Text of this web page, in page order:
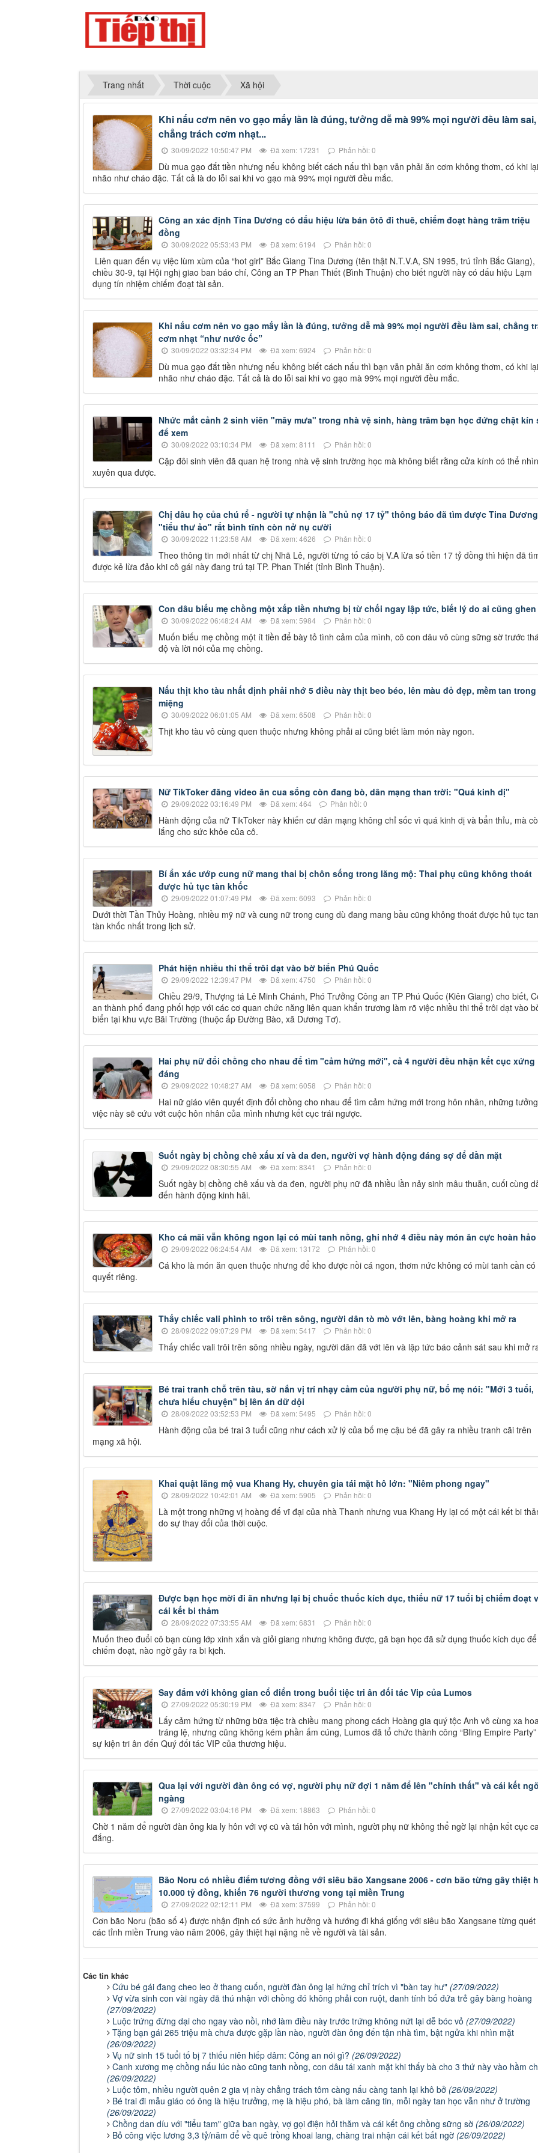
Trang nhất Thời cuộc Xã hội
Khi nấu cơm nên vo gạo mấy lần là đúng, tưởng dễ mà 99% mọi người đều làm sai,
chẳng trách cơm nhạt...
30/09/2022 10:50:47 PM Đã xem: 17231 Phản hồi: 0
Dù mua gạo đắt tiền nhưng nếu không biết cách nấu thì bạn vẫn phải ăn cơm không thơm, có khi lại
nhão như cháo đặc. Tất cả là do lỗi sai khi vo gạo mà 99% mọi người đều mắc.
Công an xác định Tina Dương có dấu hiệu lừa bán ôtô đi thuê, chiếm đoạt hàng trăm triệu
đồng
30/09/2022 05:53:43 PM Đã xem: 6194 Phản hồi: 0
Liên quan đến vụ việc lùm xùm của “hot girl” Bắc Giang Tina Dương (tên thật N.T.V.A, SN 1995, trú tỉnh Bắc Giang),
chiều 30-9, tại Hội nghị giao ban báo chí, Công an TP Phan Thiết (Bình Thuận) cho biết người này có dấu hiệu Lạm
dụng tín nhiệm chiếm đoạt tài sản.
Khi nấu cơm nên vo gạo mấy lần là đúng, tưởng dễ mà 99% mọi người đều làm sai, chẳng
cơm nhạt “như nước ốc”
30/09/2022 03:32:34 PM Đã xem: 6924 Phản hồi: 0
Dù mua gạo đắt tiền nhưng nếu không biết cách nấu thì bạn vẫn phải ăn cơm không thơm, có khi lại
nhão như cháo đặc. Tất cả là do lỗi sai khi vo gạo mà 99% mọi người đều mắc.
Nhức mắt cảnh 2 sinh viên "mây mưa" trong nhà vệ sinh, hàng trăm bạn học đứng chật kín
để xem
30/09/2022 03:10:34 PM Đã xem: 8111 Phản hồi: 0
Cặp đôi sinh viên đã quan hệ trong nhà vệ sinh trường học mà không biết rằng cửa kính có thể nhìn
xuyên qua được.
Chị dâu họ của chú rể - người tự nhận là "chủ nợ 17 tỷ" thông báo đã tìm được Tina
"tiểu thư ảo" rất bình tĩnh còn nở nụ cười
30/09/2022 11:23:58 AM Đã xem: 4626 Phản hồi: 0
Theo thông tin mới nhất từ chị Nhã Lê, người từng tố cáo bị V.A lừa số tiền 17 tỷ đồng thì hiện đã
được kẻ lừa đảo khi cô gái này đang trú tại TP. Phan Thiết (tỉnh Bình Thuận).
Con dâu biếu mẹ chồng một xấp tiền nhưng bị từ chối ngay lập tức, biết lý do ai cũng
30/09/2022 06:48:24 AM Đã xem: 5984 Phản hồi: 0
Muốn biếu mẹ chồng một ít tiền để bày tỏ tình cảm của mình, cô con dâu vô cùng sững sờ trước
độ và lời nói của mẹ chồng.
Nấu thịt kho tàu nhất định phải nhớ 5 điều này thịt beo béo, lên màu đỏ đẹp, mềm tan trong
miệng
30/09/2022 06:01:05 AM Đã xem: 6508 Phản hồi: 0
Thịt kho tàu vô cùng quen thuộc nhưng không phải ai cũng biết làm món này ngon.
Nữ TikToker đăng video ăn cua sống còn đang bò, dân mạng than trời: "Quá kinh dị"
29/09/2022 03:16:49 PM Đã xem: 464 Phản hồi: 0
Hành động của nữ TikToker này khiến cư dân mạng không chỉ sốc vì quá kinh dị và bẩn thỉu, mà
lắng cho sức khỏe của cô.
Bí ẩn xác ướp cung nữ mang thai bị chôn sống trong lăng mộ: Thai phụ cũng không thoát
được hủ tục tàn khốc
29/09/2022 01:07:49 PM Đã xem: 6093 Phản hồi: 0
Dưới thời Tần Thủy Hoàng, nhiều mỹ nữ và cung nữ trong cung dù đang mang bầu cũng không thoát được hủ tục
tàn khốc nhất trong lịch sử.
Phát hiện nhiều thi thể trôi dạt vào bờ biển Phú Quốc
29/09/2022 12:39:47 PM Đã xem: 4750 Phản hồi: 0
Chiều 29/9, Thượng tá Lê Minh Chánh, Phó Trưởng Công an TP Phú Quốc (Kiên Giang) cho biết,
an thành phố đang phối hợp với các cơ quan chức năng liên quan khẩn trương làm rõ việc nhiều thi thể trôi dạt vào
biển tại khu vực Bãi Trường (thuộc ấp Đường Bào, xã Dương Tơ).
Hai phụ nữ đổi chồng cho nhau để tìm "cảm hứng mới", cả 4 người đều nhận kết cục xứng
đáng
29/09/2022 10:48:27 AM Đã xem: 6058 Phản hồi: 0
Hai nữ giáo viên quyết định đổi chồng cho nhau để tìm cảm hứng mới trong hôn nhân, những tưởng
việc này sẽ cứu vớt cuộc hôn nhân của mình nhưng kết cục trái ngược.
Suốt ngày bị chồng chê xấu xí và da đen, người vợ hành động đáng sợ để dằn mặt
29/09/2022 08:30:55 AM Đã xem: 8341 Phản hồi: 0
Suốt ngày bị chồng chê xấu và da đen, người phụ nữ đã nhiều lần nảy sinh mâu thuẫn, cuối cùng
đến hành động kinh hãi.
Kho cá mãi vẫn không ngon lại có mùi tanh nồng, ghi nhớ 4 điều này món ăn cực hoàn hảo
29/09/2022 06:24:54 AM Đã xem: 13172 Phản hồi: 0
Cá kho là món ăn quen thuộc nhưng để kho được nồi cá ngon, thơm nức không có mùi tanh cần
quyết riêng.
Thấy chiếc vali phình to trôi trên sông, người dân tò mò vớt lên, bàng hoàng khi mở ra
28/09/2022 09:07:29 PM Đã xem: 5417 Phản hồi: 0
Thấy chiếc vali trôi trên sông nhiều ngày, người dân đã vớt lên và lập tức báo cảnh sát sau khi mở
Bé trai tranh chỗ trên tàu, sờ nắn vị trí nhạy cảm của người phụ nữ, bố mẹ nói: "Mới 3 tuổi,
chưa hiểu chuyện" bị lên án dữ dội
28/09/2022 03:52:53 PM Đã xem: 5495 Phản hồi: 0
Hành động của bé trai 3 tuổi cũng như cách xử lý của bố mẹ cậu bé đã gây ra nhiều tranh cãi trên
mạng xã hội.
Khai quật lăng mộ vua Khang Hy, chuyên gia tái mặt hô lớn: "Niêm phong ngay"
28/09/2022 10:42:01 AM Đã xem: 5905 Phản hồi: 0
Là một trong những vị hoàng đế vĩ đại của nhà Thanh nhưng vua Khang Hy lại có một cái kết bi
do sự thay đổi của thời cuộc.
Được bạn học mời đi ăn nhưng lại bị chuốc thuốc kích dục, thiếu nữ 17 tuổi bị chiếm đoạt
cái kết bi thảm
28/09/2022 07:33:55 AM Đã xem: 6831 Phản hồi: 0
Muốn theo đuổi cô bạn cùng lớp xinh xắn và giỏi giang nhưng không được, gã bạn học đã sử dụng thuốc kích dục để
chiếm đoạt, nào ngờ gây ra bi kịch.
Say đắm với không gian cổ điển trong buổi tiệc tri ân đối tác Vip của Lumos
27/09/2022 05:30:19 PM Đã xem: 8347 Phản hồi: 0
Lấy cảm hứng từ những bữa tiệc trà chiều mang phong cách Hoàng gia quý tộc Anh vô cùng xa
tráng lệ, nhưng cũng không kém phần ấm cúng, Lumos đã tổ chức thành công “Bling Empire Party”
sự kiện tri ân đến Quý đối tác VIP của thương hiệu.
Qua lại với người đàn ông có vợ, người phụ nữ đợi 1 năm để lên "chính thất" và cái kết
ngàng
27/09/2022 03:04:16 PM Đã xem: 18863 Phản hồi: 0
Chờ 1 năm để người đàn ông kia ly hôn với vợ cũ và tái hôn với mình, người phụ nữ không thể ngờ lại nhận kết cục
đắng.
Bão Noru có nhiều điểm tương đồng với siêu bão Xangsane 2006 - cơn bão từng gây thiệt
10.000 tỷ đồng, khiến 76 người thương vong tại miền Trung
27/09/2022 02:12:11 PM Đã xem: 37599 Phản hồi: 0
Cơn bão Noru (bão số 4) được nhận định có sức ảnh hưởng và hướng đi khá giống với siêu bão Xangsane từng quét
các tỉnh miền Trung vào năm 2006, gây thiệt hại nặng nề về người và tài sản.
Các tin khác
Cứu bé gái đang cheo leo ở thang cuốn, người đàn ông lại hứng chỉ trích vì "bàn tay hư" (27/09/2022)
Vợ vừa sinh con vài ngày đã thú nhận với chồng đó không phải con ruột, danh tính bố đứa trẻ gây bàng hoàng
(27/09/2022)
Luộc trứng đừng dại cho ngay vào nồi, nhớ làm điều này trước trứng không nứt lại dễ bóc vỏ (27/09/2022)
Tặng bạn gái 265 triệu mà chưa được gặp lần nào, người đàn ông đến tận nhà tìm, bật ngửa khi nhìn mặt
(26/09/2022)
Vụ nữ sinh 15 tuổi tố bị 7 thiếu niên hiếp dâm: Công an nói gì? (26/09/2022)
Canh xương mẹ chồng nấu lúc nào cũng tanh nồng, con dâu tái xanh mặt khi thấy bà cho 3 thứ này vào hầm
(26/09/2022)
Luộc tôm, nhiều người quên 2 gia vị này chẳng trách tôm càng nấu càng tanh lại khô bở (26/09/2022)
Bé trai đi mẫu giáo có ông là hiệu trưởng, mẹ là hiệu phó, bà làm căng tin, mỗi ngày tan học vẫn như ở trường
(26/09/2022)
Chồng dan díu với "tiểu tam" giữa ban ngày, vợ gọi điện hỏi thăm và cái kết ông chồng sững sờ (26/09/2022)
Bỏ công việc lương 3,3 tỷ/năm để về quê trồng khoai lang, chàng trai nhận cái kết bất ngờ (26/09/2022)